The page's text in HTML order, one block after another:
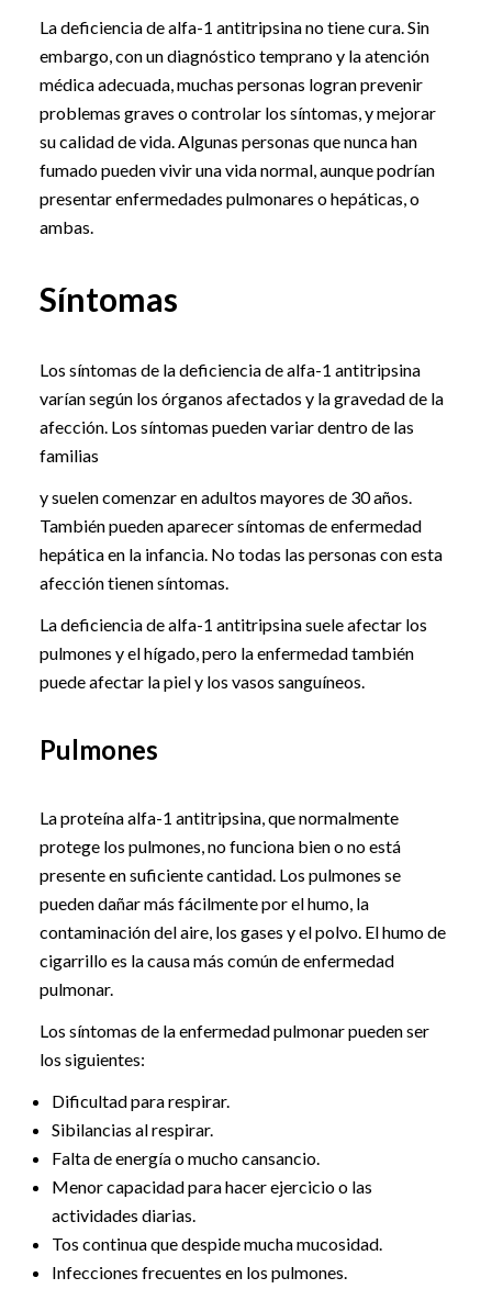
La deficiencia de alfa-1 antitripsina no tiene cura. Sin
embargo, con un diagnóstico temprano y la atención
médica adecuada, muchas personas logran prevenir
problemas graves o controlar los síntomas, y mejorar
su calidad de vida. Algunas personas que nunca han
fumado pueden vivir una vida normal, aunque podrían
presentar enfermedades pulmonares o hepáticas, o
ambas.
Síntomas
Los síntomas de la deficiencia de alfa-1 antitripsina
varían según los órganos afectados y la gravedad de la
afección. Los síntomas pueden variar dentro de las
familias
y suelen comenzar en adultos mayores de 30 años.
También pueden aparecer síntomas de enfermedad
hepática en la infancia. No todas las personas con esta
afección tienen síntomas.
La deficiencia de alfa-1 antitripsina suele afectar los
pulmones y el hígado, pero la enfermedad también
puede afectar la piel y los vasos sanguíneos.
Pulmones
La proteína alfa-1 antitripsina, que normalmente
protege los pulmones, no funciona bien o no está
presente en suficiente cantidad. Los pulmones se
pueden dañar más fácilmente por el humo, la
contaminación del aire, los gases y el polvo. El humo de
cigarrillo es la causa más común de enfermedad
pulmonar.
Los síntomas de la enfermedad pulmonar pueden ser
los siguientes:
Dificultad para respirar.
Sibilancias al respirar.
Falta de energía o mucho cansancio.
Menor capacidad para hacer ejercicio o las
actividades diarias.
Tos continua que despide mucha mucosidad.
Infecciones frecuentes en los pulmones.